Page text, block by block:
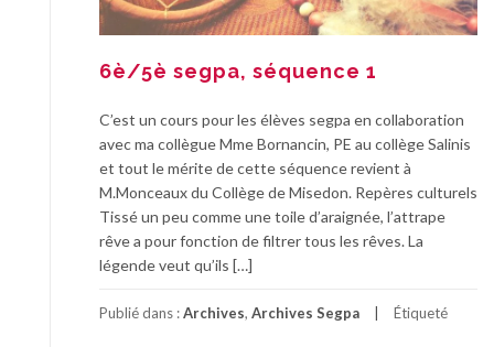
6è/5è segpa, séquence 1
C’est un cours pour les élèves segpa en collaboration
avec ma collègue Mme Bornancin, PE au collège Salinis
et tout le mérite de cette séquence revient à
M.Monceaux du Collège de Misedon. Repères culturels
Tissé un peu comme une toile d’araignée, l’attrape
rêve a pour fonction de filtrer tous les rêves. La
légende veut qu’ils […]
Publié dans :Archives, Archives Segpa Étiqueté